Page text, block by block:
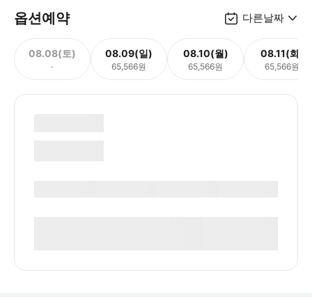
옵션예약 다른날짜
08.08(토)
-
08.09(일)
65,566원
08.10(월)
65,566원
08.11(화)
65,566원